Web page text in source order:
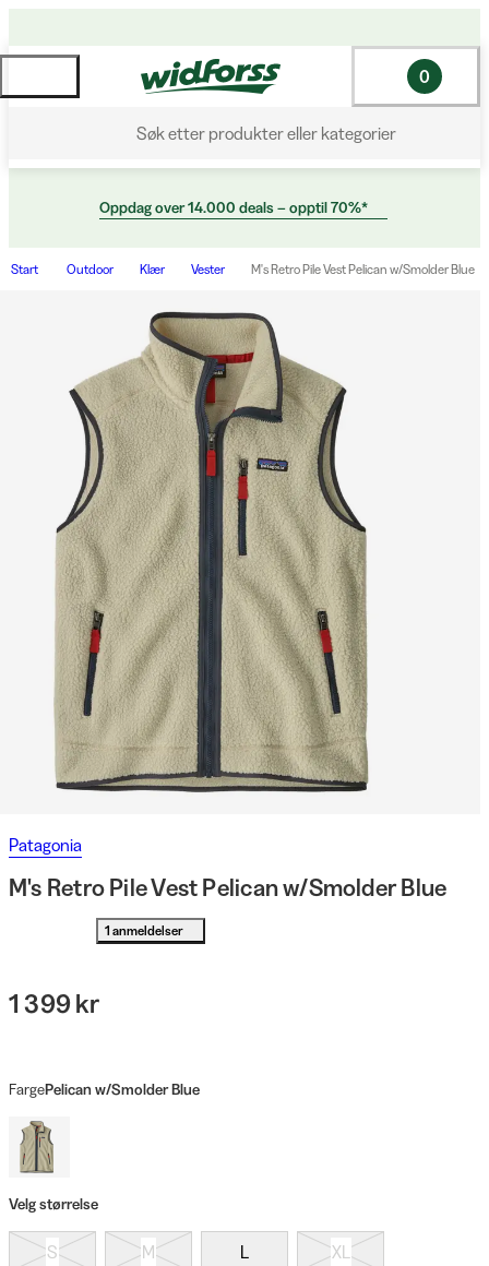
Søk etter produkter eller kategorier
0
Oppdag over 14.000 deals – opptil 70%*
Start Outdoor Klær Vester M's Retro Pile Vest Pelican w/Smolder Blue
Patagonia
M's Retro Pile Vest Pelican w/Smolder Blue
1 anmeldelser
1 399 kr
FargePelican w/Smolder Blue
Velg størrelse
S M L XL